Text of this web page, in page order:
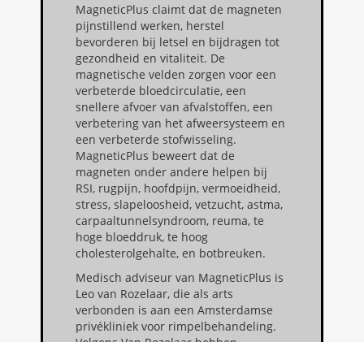
MagneticPlus claimt dat de magneten
pijnstillend werken, herstel
bevorderen bij letsel en bijdragen tot
gezondheid en vitaliteit. De
magnetische velden zorgen voor een
verbeterde bloedcirculatie, een
snellere afvoer van afvalstoffen, een
verbetering van het afweersysteem en
een verbeterde stofwisseling.
MagneticPlus beweert dat de
magneten onder andere helpen bij
RSI, rugpijn, hoofdpijn, vermoeidheid,
stress, slapeloosheid, vetzucht, astma,
carpaaltunnelsyndroom, reuma, te
hoge bloeddruk, te hoog
cholesterolgehalte, en botbreuken.
Medisch adviseur van MagneticPlus is
Leo van Rozelaar, die als arts
verbonden is aan een Amsterdamse
privékliniek voor rimpelbehandeling.